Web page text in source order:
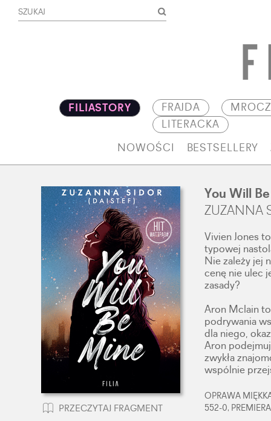
FILIASTORY FRAJDA
LITERACKA
NOWOŚCI BESTSELLERY
PRZECZYTAJ FRAGMENT
You Will
ZUZANNA
Vivien Jones
typowej
Nie zależy jej
cenę nie ulec
zasady?
Aron Mclain
podrywania
dla niego,
Aron
zwykła
wspólnie
OPRAWA
552-0,